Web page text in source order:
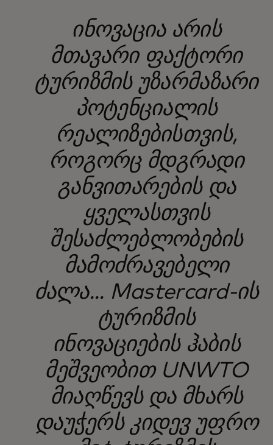
ინოვაცია არის
მთავარი ფაქტორი
ტურიზმის უზარმაზარი
პოტენციალის
რეალიზებისთვის,
როგორც მდგრადი
განვითარების და
ყველასთვის
შესაძლებლობების
მამოძრავებელი
ძალა... Mastercard-ის
ტურიზმის
ინოვაციების ჰაბის
მეშვეობით UNWTO
მიაღწევს და მხარს
დაუჭერს კიდევ უფრო